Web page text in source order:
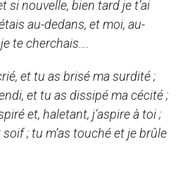
si nouvelle, bien tard je t’ai
au-dedans, et moi, au-
te cherchais….
et tu as brisé ma surdité ;
et tu as dissipé ma cécité ;
et, haletant, j’aspire à toi ;
soif ; tu m’as touché et je brûle